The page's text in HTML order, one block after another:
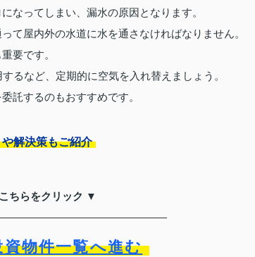
なってしまい、漏水の原因となります。
て屋内外の水道に水を通さなければなりません。
要です。
るなど、定期的に空気を入れ替えましょう。
託するのもおすすめです。
解決策もご紹介
ちらをクリック ▼
物件一覧へ進む